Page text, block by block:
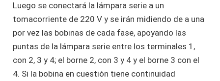
Luego se conectará la lámpara serie a un
tomacorriente de 220 V y se irán midiendo de a una
por vez las bobinas de cada fase, apoyando las
puntas de la lámpara serie entre los terminales 1,
con 2, 3 y 4; el borne 2, con 3 y 4 y el borne 3 con el
4. Si la bobina en cuestión tiene continuidad